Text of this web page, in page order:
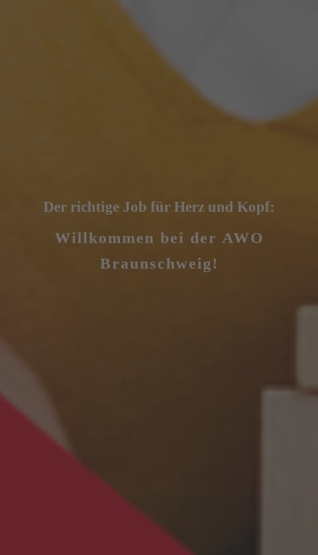
Der richtige Job für Herz und Kopf:
Willkommen bei der AWO
Braunschweig!